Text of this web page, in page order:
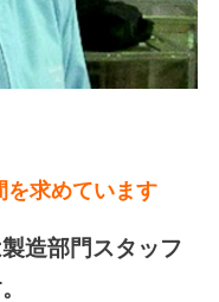
を求めています
造部門スタッフ